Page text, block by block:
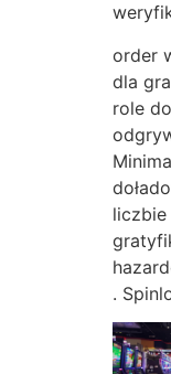
order
dla
role
.